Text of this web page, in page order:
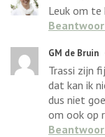
Leuk om te
GM de Bruin
Trassi zijn
dat kan ik
dus niet
om ook op